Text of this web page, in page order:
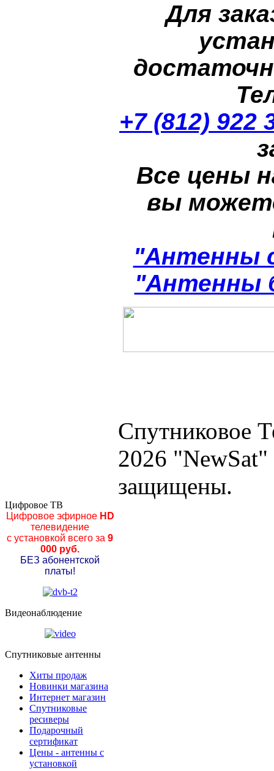
Для
+7 (812) 922
Все цены
вы
"Антенны
"Антенны
Спутниковое
2026
защищены.
Цифровое ТВ
Цифровое эфирноеHD
телевидение
с установкой всего за 9
000 руб.
БЕЗ абонентской
платы!
Видеонаблюдение
Спутниковые антенны
Хиты продаж
Новинки магазина
Интернет магазин
Спутниковые
ресиверы
Подарочный
сертификат
Цены - антенны с
установкой